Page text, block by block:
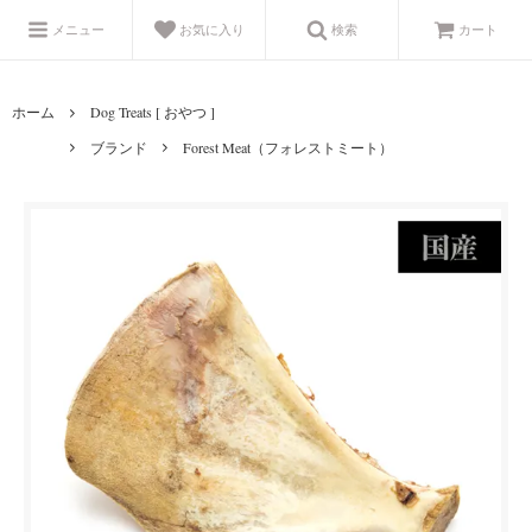
メニュー お気に入り 検索 カート
ホーム
Dog Treats [ おやつ ]
ブランド
Forest Meat（フォレストミート）